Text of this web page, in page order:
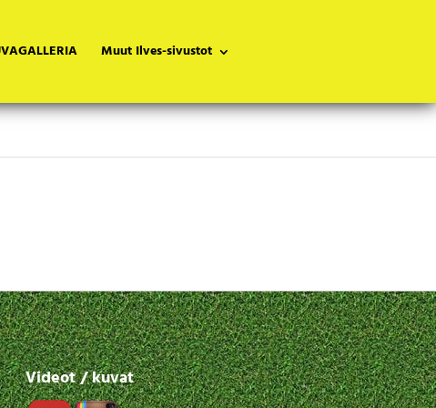
Muut Ilves-sivustot
Videot / kuvat